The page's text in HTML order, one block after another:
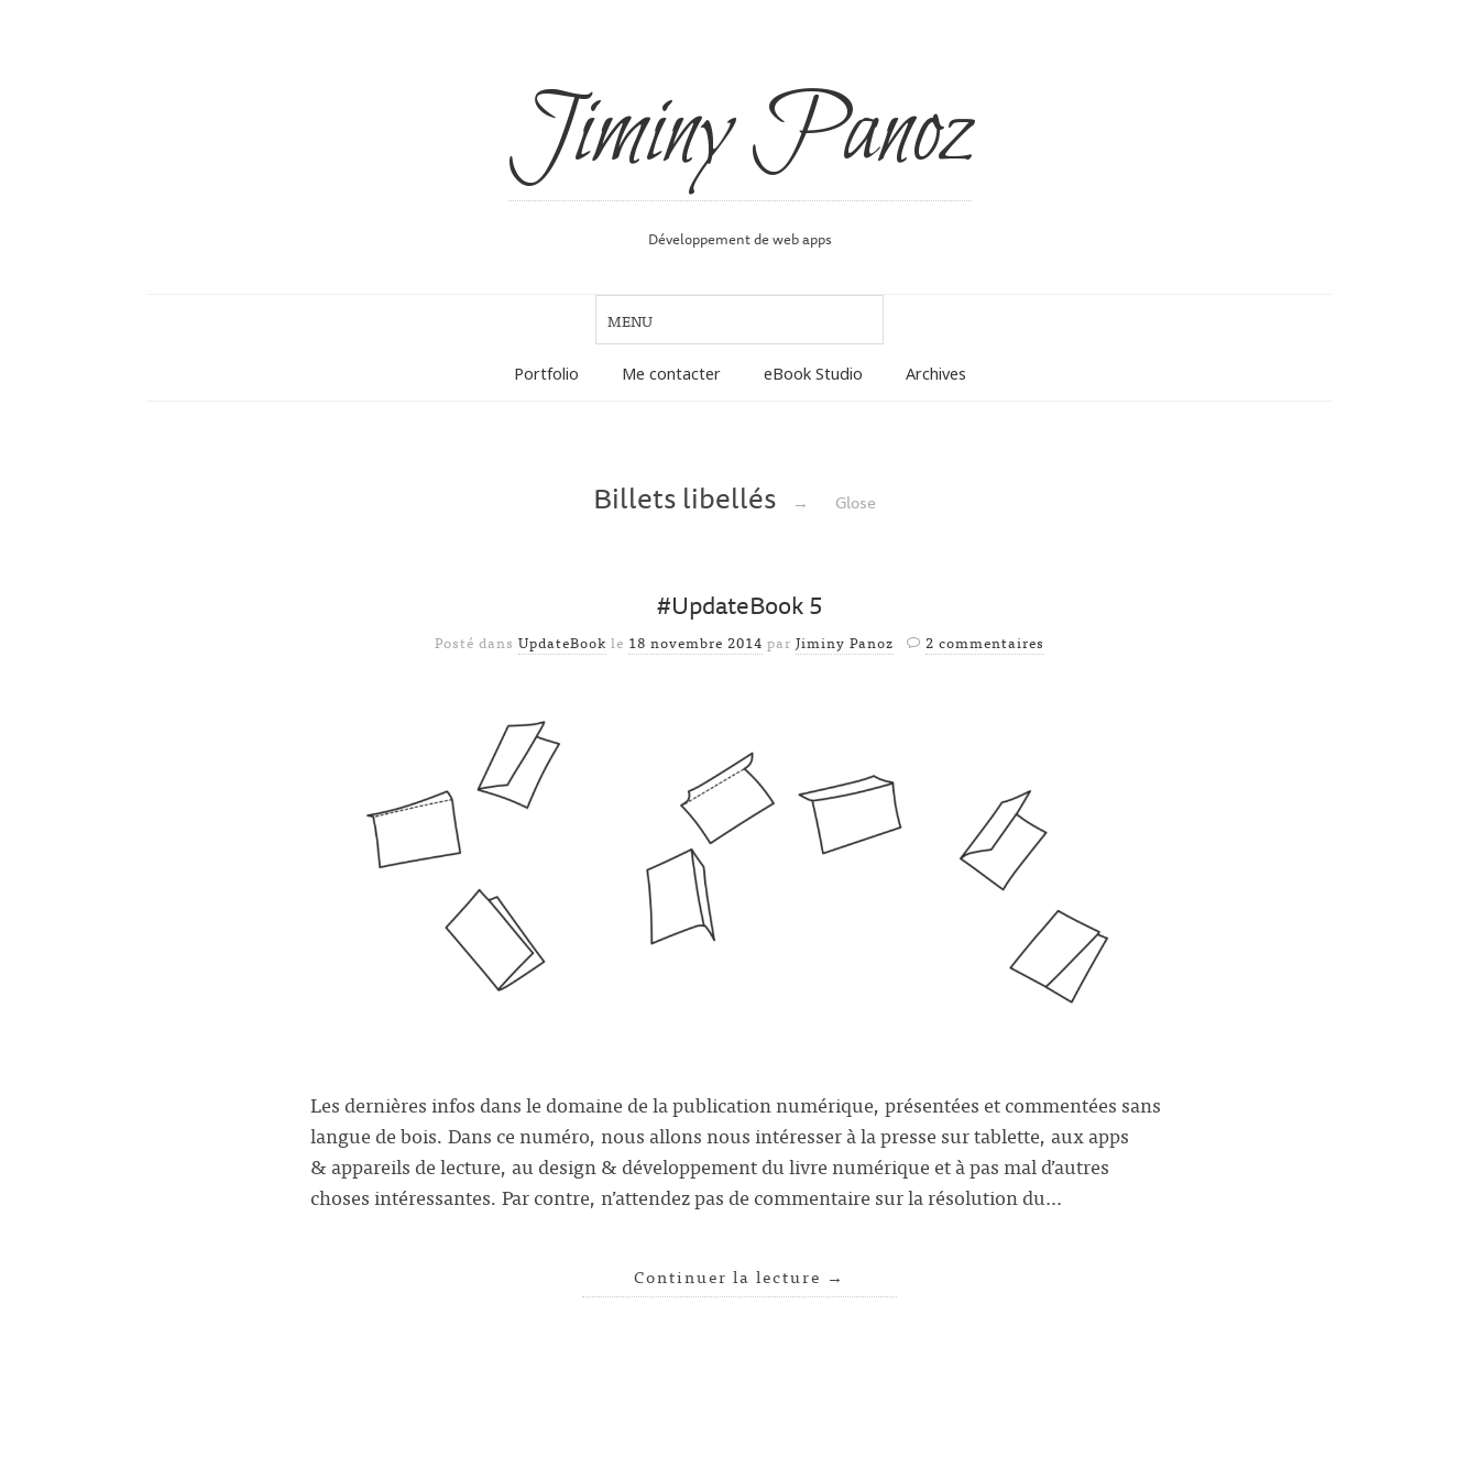
Jiminy Panoz
Développement de web apps
Portfolio Me contacter eBook Studio Archives
Billets libellés → Glose
#UpdateBook 5
Posté dansUpdateBook le 18 novembre 2014 parJiminy Panoz 2 commentaires
Les dernières infos dans le domaine de la publication numérique, présentées et commentées sans
langue de bois. Dans ce numéro, nous allons nous intéresser à la presse sur tablette, aux apps
& appareils de lecture, au design & développement du livre numérique et à pas mal d’autres
choses intéressantes. Par contre, n’attendez pas de commentaire sur la résolution du…
Continuer la lecture →